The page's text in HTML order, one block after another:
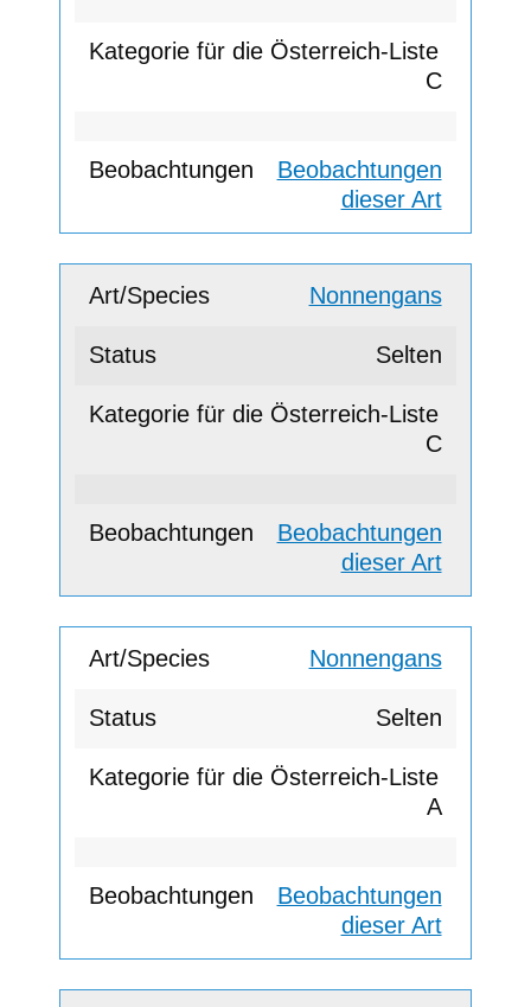
C
Beobachtungen
dieser Art
Nonnengans
Selten
C
Beobachtungen
dieser Art
Nonnengans
Selten
A
Beobachtungen
dieser Art